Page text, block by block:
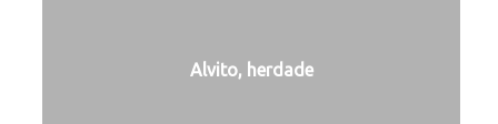
Alvito, herdade